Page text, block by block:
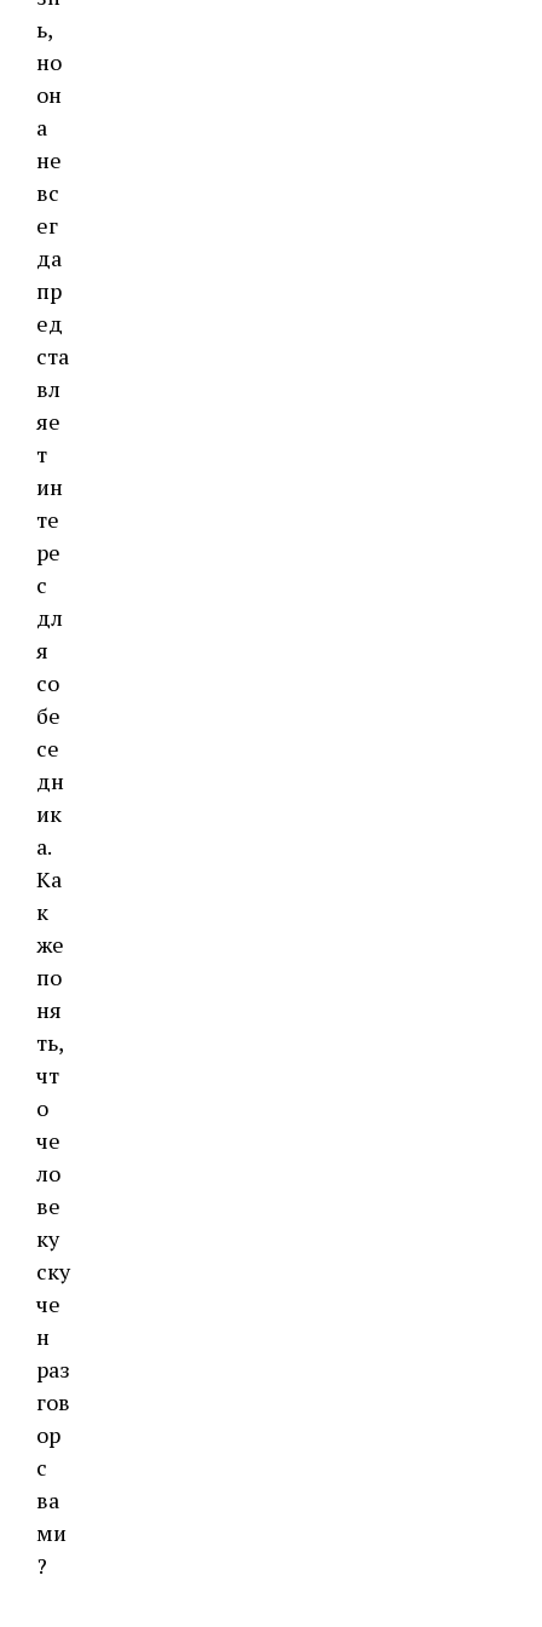
ь,
но
он
а
не
вс
ег
да
пр
ед
ста
вл
яе
т
ин
те
ре
с
дл
я
со
бе
се
дн
ик
а.
Ка
к
же
по
ня
ть,
чт
о
че
ло
ве
ку
ску
че
н
раз
гов
ор
с
ва
ми
?